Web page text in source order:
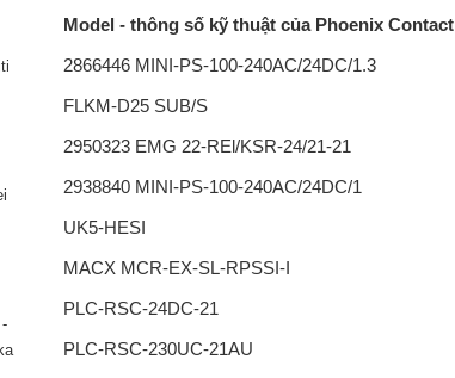
Model - thông số kỹ thuật của Phoenix Contact
2866446 MINI-PS-100-240AC/24DC/1.3
FLKM-D25 SUB/S
2950323 EMG 22-REl/KSR-24/21-21
2938840 MINI-PS-100-240AC/24DC/1
UK5-HESI
MACX MCR-EX-SL-RPSSI-I
PLC-RSC-24DC-21
PLC-RSC-230UC-21AU